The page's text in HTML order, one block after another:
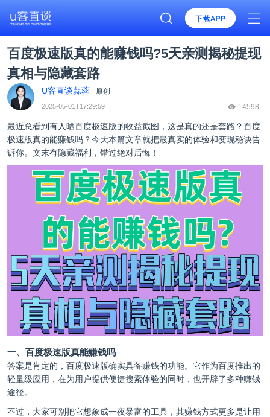
百度极速版真的能赚钱吗?5天亲测揭秘提现
真相与隐藏套路
U客直谈蒜蓉 原创
2025-05-01T17:29:59 14598
最近总看到有人晒百度极速版的收益截图，这是真的还是套路？百度
极速版真的能赚钱吗 ？今天本篇文章就把最真实的体验和变现秘诀告
诉你。文末有隐藏福利，错过绝对后悔！
一、百度极速版真能赚钱吗
答案是肯定的，百度极速版确实具备赚钱的功能。它作为百度推出的
轻量级应用，在为用户提供便捷搜索体验的同时，也开辟了多种赚钱
途径。
不过，大家可别把它想象成一夜暴富的工具，其赚钱方式更多是让用